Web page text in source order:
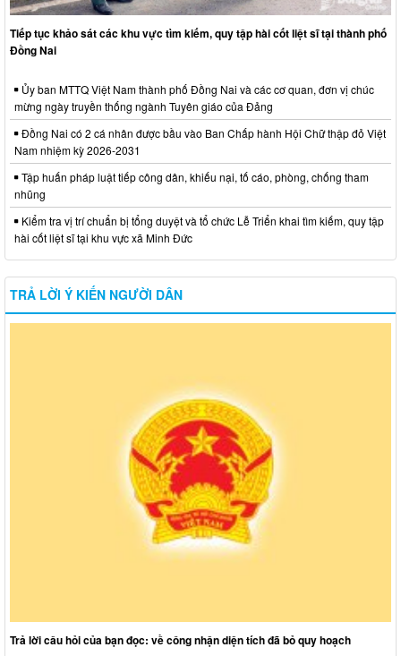
Tiếp tục khảo sát các khu vực tìm kiếm, quy tập hài cốt liệt sĩ tại thành phố
Đồng Nai
Ủy ban MTTQ Việt Nam thành phố Đồng Nai và các cơ quan, đơn vị chúc
mừng ngày truyền thống ngành Tuyên giáo của Đảng
Đồng Nai có 2 cá nhân được bầu vào Ban Chấp hành Hội Chữ thập đỏ Việt
Nam nhiệm kỳ 2026-2031
Tập huấn pháp luật tiếp công dân, khiếu nại, tố cáo, phòng, chống tham
nhũng
Kiểm tra vị trí chuẩn bị tổng duyệt và tổ chức Lễ Triển khai tìm kiếm, quy tập
hài cốt liệt sĩ tại khu vực xã Minh Đức
TRẢ LỜI Ý KIẾN NGƯỜI DÂN
Trả lời câu hỏi của bạn đọc: về công nhận diện tích đã bỏ quy hoạch